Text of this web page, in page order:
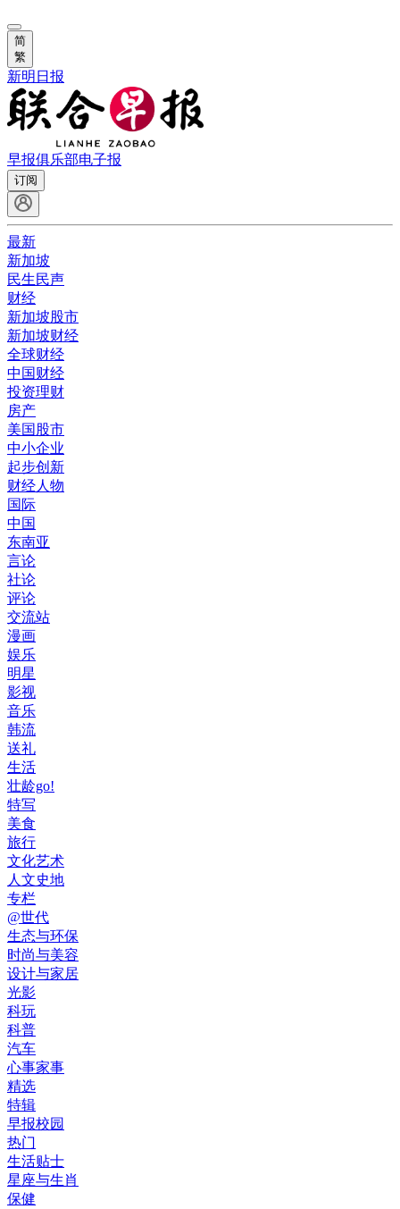
简
繁
新明日报
早报俱乐部电子报
订阅
最新
新加坡
民生民声
财经
新加坡股市
新加坡财经
全球财经
中国财经
投资理财
房产
美国股市
中小企业
起步创新
财经人物
国际
中国
东南亚
言论
社论
评论
交流站
漫画
娱乐
明星
影视
音乐
韩流
送礼
生活
壮龄go!
特写
美食
旅行
文化艺术
人文史地
专栏
@世代
生态与环保
时尚与美容
设计与家居
光影
科玩
科普
汽车
心事家事
精选
特辑
早报校园
热门
生活贴士
星座与生肖
保健